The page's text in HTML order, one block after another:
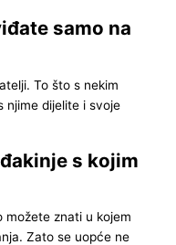
samo na
To što s nekim
njime dijelite i svoje
s kojim
možete znati u kojem
Zato se uopće ne